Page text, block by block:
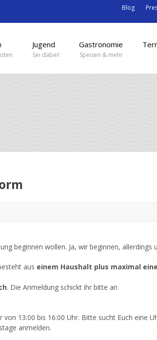
Blog
Jugend
Sei dabei!
Gastronomie
Speisen & mehr
beginnen wollen. Ja, wir beginnen, allerdings
aus einem Haushalt plus maximal
. Die Anmeldung schickt ihr bitte an
13:00 bis 16:00 Uhr. Bitte sucht Euch eine
anmelden.